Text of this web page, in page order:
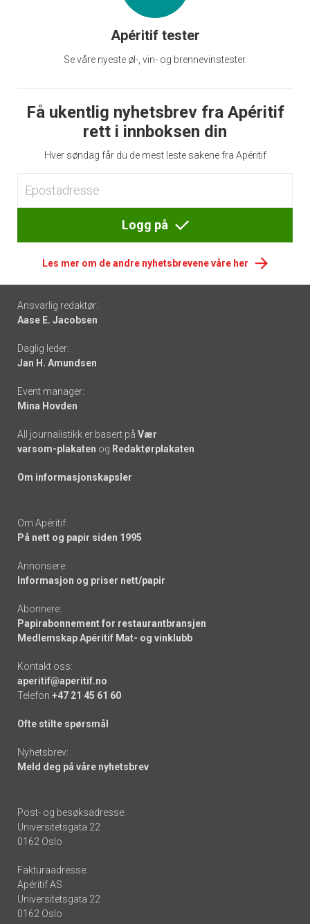
Apéritif tester
Se våre nyeste øl-, vin- og brennevinstester.
Få ukentlig nyhetsbrev fra Apéritif
rett i innboksen din
Hver søndag får du de mest leste sakene fra Apéritif
Logg på
Les mer om de andre nyhetsbrevene våre her
Footer
-
links
Ansvarlig redaktør:
Aase E. Jacobsen
Daglig leder:
Jan H. Amundsen
Event manager:
Mina Hovden
All journalistikk er basert på Vær
varsom-plakaten og Redaktørplakaten
Om informasjonskapsler
Om Apéritif:
På nett og papir siden 1995
Annonsere:
Informasjon og priser nett/papir
Abonnere:
Papirabonnement for restaurantbransjen
Medlemskap Apéritif Mat- og vinklubb
Kontakt oss:
aperitif@aperitif.no
Telefon +47 21 45 61 60
Ofte stilte spørsmål
Nyhetsbrev:
Meld deg på våre nyhetsbrev
Post- og besøksadresse:
Universitetsgata 22
0162 Oslo
Fakturaadresse:
Apéritif AS
Universitetsgata 22
0162 Oslo